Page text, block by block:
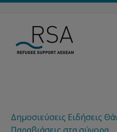
Δημοσιεύσεις Ειδήσεις